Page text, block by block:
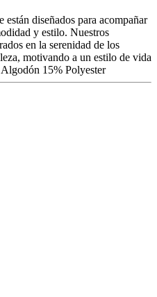
diseñados para acompañar
y estilo. Nuestros
en la serenidad de los
motivando a un estilo de vida
15% Polyester